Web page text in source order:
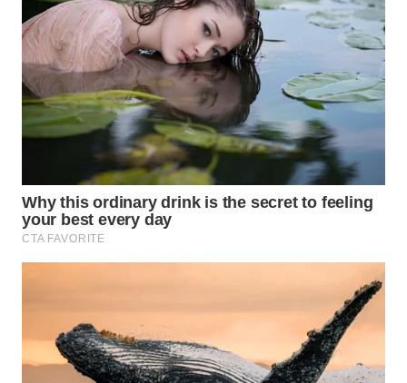
Wahana
Media
Group
WAHANA
NEWS
TANI
WAHANA
INFRASTRUKTUR
WAHANA